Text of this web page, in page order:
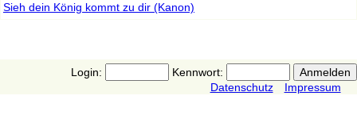
Sieh dein König kommt zu dir (Kanon)
Login:
Kennwort:
Datenschutz
Impressum